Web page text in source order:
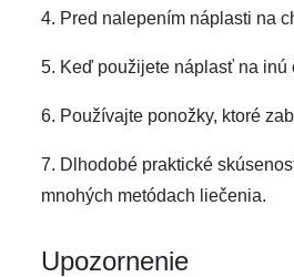
4. Pred nalepením náplasti na
5. Keď použijete náplasť na
6. Používajte ponožky, ktoré
7. Dlhodobé praktické
mnohých metódach liečenia.
Upozornenie